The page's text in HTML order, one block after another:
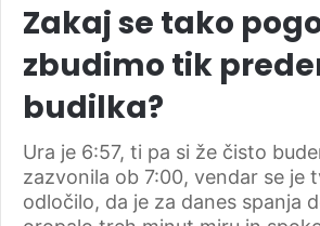
Zakaj se tako
zbudimo tik
budilka?
Ura je 6:57, ti pa si že čisto
zazvonila ob 7:00, vendar se je
odločilo, da je za danes spanja